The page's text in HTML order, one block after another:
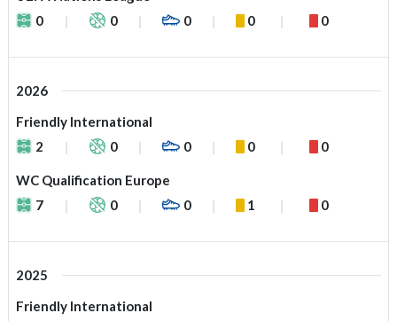
0
0 0 0 0
2026
Friendly International
2
0 0 0 0
WC Qualification Europe
7
0 0 1 0
2025
Friendly International